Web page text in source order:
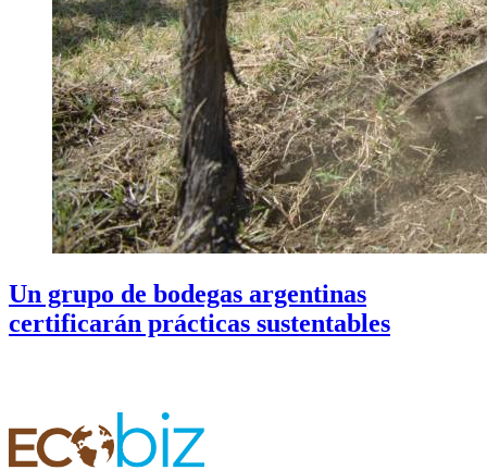
Un grupo de bodegas argentinas
certificarán prácticas sustentables